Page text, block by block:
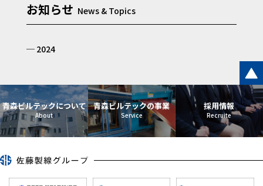
お知らせ
2024
青森ビルテックについて 青森ビルテックの事業 採用情報